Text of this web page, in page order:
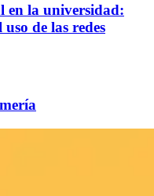
en la universidad:
de las redes